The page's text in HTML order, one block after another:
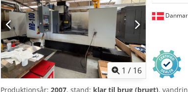
integreret • 5-akser: 5-akset kinematik (X, Y, Z, B, C) •
Årstal: 2002 • Stand: Brugt • Spindel: Fischer Precise •
oliepatronsystem • Fischer Precise højhastighedsspindel
RumA-oliepatron-kølevæskesystem • SERCOS-realtime-
2019 • Vakuumtisch/spændeanordninger kan leveres
1 / 16
Produktionsår: 2007, stand: klar til brug (brugt),